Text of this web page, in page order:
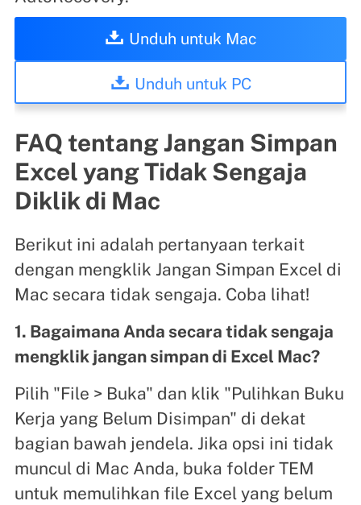
Unduh untuk Mac
Unduh untuk PC
FAQ tentang Jangan Simpan
Excel yang Tidak Sengaja
Diklik di Mac
Berikut ini adalah pertanyaan terkait
dengan mengklik Jangan Simpan Excel di
Mac secara tidak sengaja. Coba lihat!
1. Bagaimana Anda secara tidak sengaja
mengklik jangan simpan di Excel Mac?
Pilih "File > Buka" dan klik "Pulihkan Buku
Kerja yang Belum Disimpan" di dekat
bagian bawah jendela. Jika opsi ini tidak
muncul di Mac Anda, buka folder TEM
untuk memulihkan file Excel yang belum